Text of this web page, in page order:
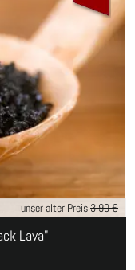
unser alter Preis3,90 €
Lava"